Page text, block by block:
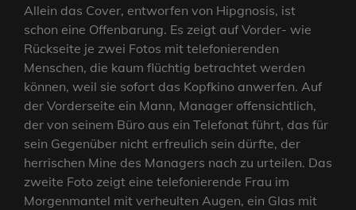
Allein das Cover, entworfen von Hipgnosis, ist
schon eine Offenbarung. Es zeigt auf Vorder- wie
Rückseite je zwei Fotos mit telefonierenden
Menschen, die kaum flüchtig betrachtet werden
können, weil sie sofort das Kopfkino anwerfen. Auf
der Vorderseite ein Mann, Manager offensichtlich,
der von seinem Büro aus ein Telefonat führt, das für
sein Gegenüber nicht erfreulich sein dürfte, der
herrischen Mine des Managers nach zu urteilen. Das
zweite Foto zeigt eine telefonierende Frau im
Morgenmantel mit verheulten Augen, ein Glas mit